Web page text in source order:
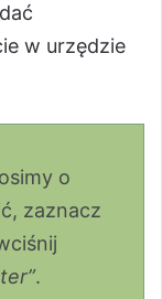
w urzędzie
o
zaznacz
.